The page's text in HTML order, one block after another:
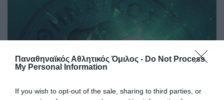
Παναθηναϊκός Αθλητικός Όμιλος - Do Not Process
My Personal Information
If you wish to opt-out of the sale, sharing to third parties, or